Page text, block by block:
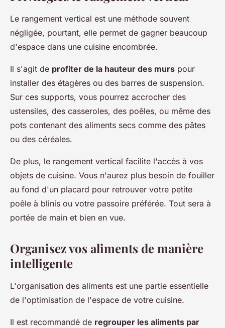
Le rangement vertical est une méthode souvent
négligée, pourtant, elle permet de gagner beaucoup
d'espace dans une cuisine encombrée.
Il s'agit de profiter de la hauteur des murs pour
installer des étagères ou des barres de suspension.
Sur ces supports, vous pourrez accrocher des
ustensiles, des casseroles, des poêles, ou même des
pots contenant des aliments secs comme des pâtes
ou des céréales.
De plus, le rangement vertical facilite l'accès à vos
objets de cuisine. Vous n'aurez plus besoin de fouiller
au fond d'un placard pour retrouver votre petite
poêle à blinis ou votre passoire préférée. Tout sera à
portée de main et bien en vue.
Organisez vos aliments de manière
intelligente
L'organisation des aliments est une partie essentielle
de l'optimisation de l'espace de votre cuisine.
Il est recommandé de regrouper les aliments par